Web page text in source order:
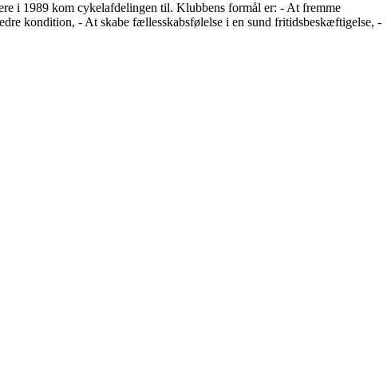
i 1989 kom cykelafdelingen til. Klubbens formål er: - At fremme
kondition, - At skabe fællesskabsfølelse i en sund fritidsbeskæftigelse, -